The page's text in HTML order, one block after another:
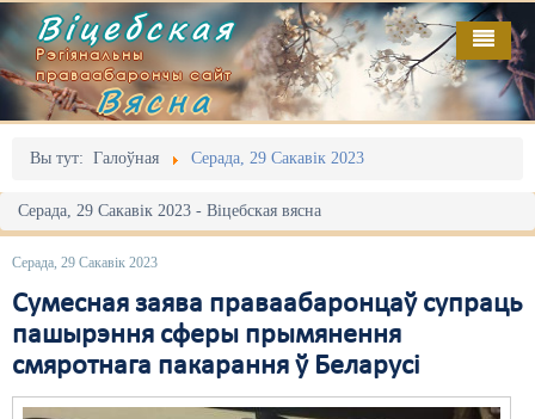
Віцебская
Рэгіянальны
праваабарончы сайт
Вясна
Вы тут: Галоўная Серада, 29 Сакавік 2023
Серада, 29 Сакавік 2023 - Віцебская вясна
Серада, 29 Сакавік 2023
Сумесная заява праваабаронцаў супраць
пашырэння сферы прымянення
смяротнага пакарання ў Беларусі
Галоўная
Адміністрацыйны перасьлед
Акцыі
Выбары
Грамадзянскія ініцыятывы
Дзяржава
Выданьні
Відэа
Пра нас
RSS